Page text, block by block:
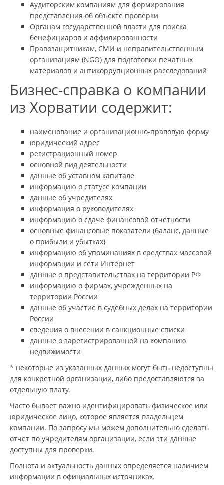
Аудиторским компаниям для формирования
представления об объекте проверки
Органам государственной власти для поиска
бенефициаров и аффилированности
Правозащитникам, СМИ и неправительственным
организациям (NGO) для подготовки печатных
материалов и антикоррупционных расследований
Бизнес-справка о компании
из Хорватии содержит:
наименование и организационно-правовую форму
юридический адрес
регистрационный номер
основной вид деятельности
данные об уставном капитале
информацию о статусе компании
данные об учредителях
информация о руководителях
информацию о сдаче финансовой отчетности
основные финансовые показатели (баланс, данные
о прибыли и убытках)
информацию об упоминаниях в средствах массовой
информации и сети Интернет
данные о представительствах на территории РФ
информацию о фирмах, учрежденных на
территории России
данные об участие в судебных делах на территории
России
сведения о внесении в санкционные списки
данные о зарегистрированной на компанию
недвижимости
* некоторые из указанных данных могут быть недоступны
для конкретной организации, либо предоставляются за
отдельную плату.
Часто бывает важно идентифицировать физическое или
юридическое лицо, которое является владельцем
компании. По запросу мы можем дополнительно сделать
отчет по учредителям организации, если эти данные
доступны для проверки.
Полнота и актуальность данных определяется наличием
информации в официальных источниках.